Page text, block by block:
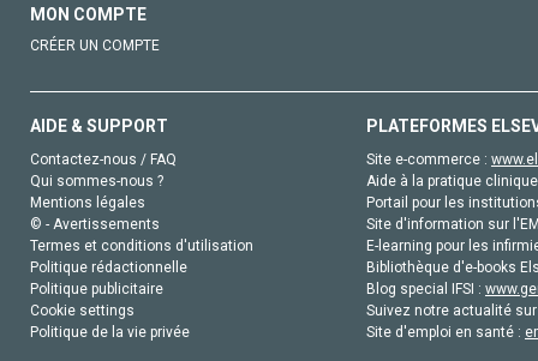
MON COMPTE
CRÉER UN COMPTE
AIDE & SUPPORT
Contactez-nous / FAQ
Qui sommes-nous ?
Mentions légales
© - Avertissements
Termes et conditions d'utilisation
Politique rédactionnelle
Politique publicitaire
Cookie settings
Politique de la vie privée
PLATEFORMES
Site e-commerce :
Aide à la pratique
Portail pour les
Site d'information sur
E-learning pour les
Bibliothèque d'e-books
Blog special IFSI :
Suivez notre actualité
Site d'emploi en santé :